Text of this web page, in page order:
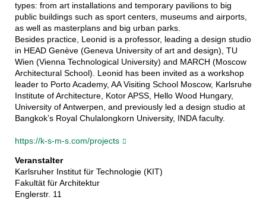
types: from art installations and temporary pavilions to big
public buildings such as sport centers, museums and airports,
as well as masterplans and big urban parks.
Besides practice, Leonid is a professor, leading a design studio
in HEAD Genève (Geneva University of art and design), TU
Wien (Vienna Technological University) and MARCH (Moscow
Architectural School). Leonid has been invited as a workshop
leader to Porto Academy, AA Visiting School Moscow, Karlsruhe
Institute of Architecture, Kotor APSS, Hello Wood Hungary,
University of Antwerpen, and previously led a design studio at
Bangkok’s Royal Chulalongkorn University, INDA faculty.
https://k-s-m-s.com/projects
Veranstalter
Karlsruher Institut für Technologie (KIT)
Fakultät für Architektur
Englerstr. 11